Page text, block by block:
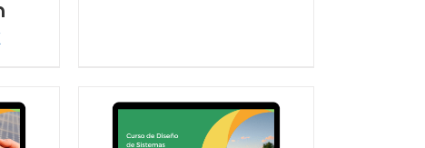
El
es:
149,00€.